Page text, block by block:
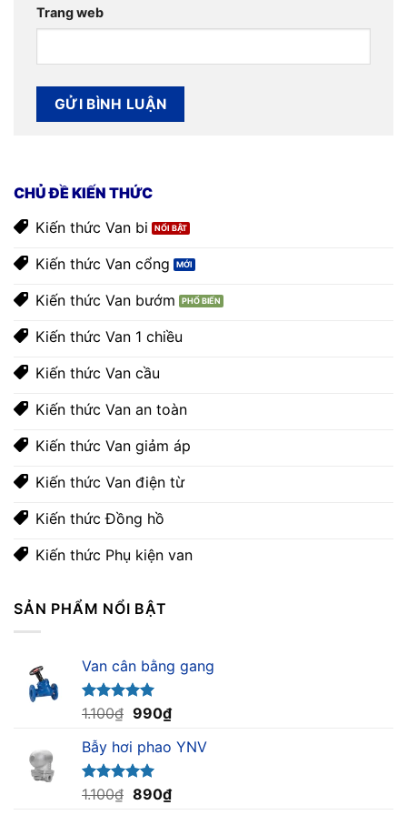
Trang web
CHỦ ĐỀ KIẾN THỨC
Kiến thức Van bi
Kiến thức Van cổng
Kiến thức Van bướm
Kiến thức Van 1 chiều
Kiến thức Van cầu
Kiến thức Van an toàn
Kiến thức Van giảm áp
Kiến thức Van điện từ
Kiến thức Đồng hồ
Kiến thức Phụ kiện van
SẢN PHẨM NỔI BẬT
Van cân bằng gang
Được xếp
hạng5.00
5 sao
1.100₫ Giá
là:
1.100₫.
990₫Giá
tại
990₫.
Bẫy hơi phao YNV
Được xếp
hạng5.00
1.100₫ Giá
890₫Giá